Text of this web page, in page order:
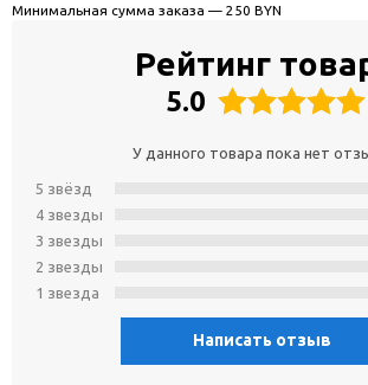
Минимальная сумма заказа — 250 BYN
Рейтинг
5.0
У данного товара пока нет
5 звёзд
4 звeзды
3 звeзды
2 звeзды
1 звeзда
Написать отзыв